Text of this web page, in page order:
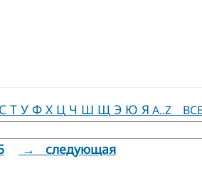
С Т У Ф Х Ц Ч Ш Щ Э Ю Я A..Z ВСЕ
→ следующая